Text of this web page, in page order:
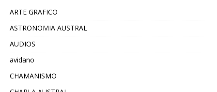
ARTE GRAFICO
ASTRONOMIA AUSTRAL
AUDIOS
avidano
CHAMANISMO